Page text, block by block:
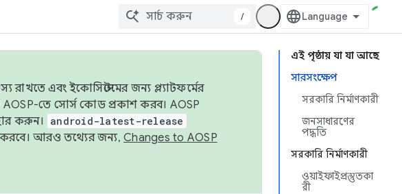
/
এই পৃষ্ঠায় যা যা আছে
সারসংক্ষেপ
সরকারি নির্মাণকারী
জনসাধারণের
পদ্ধতি
সরকারি নির্মাণকারী
ওয়াইফাইপ্রস্তুতকা
রী
রাখতে এবং ইকোসিস্টেমের জন্য প্ল্যাটফর্মের
AOSP-তে সোর্স কোড প্রকাশ করব। AOSP
করুন। android-latest-release
করবে। আরও তথ্যের জন্য, Changes to AOSP